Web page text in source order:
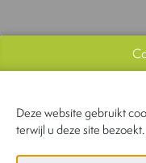
Deze website gebruikt
terwijl u deze site bezoekt.